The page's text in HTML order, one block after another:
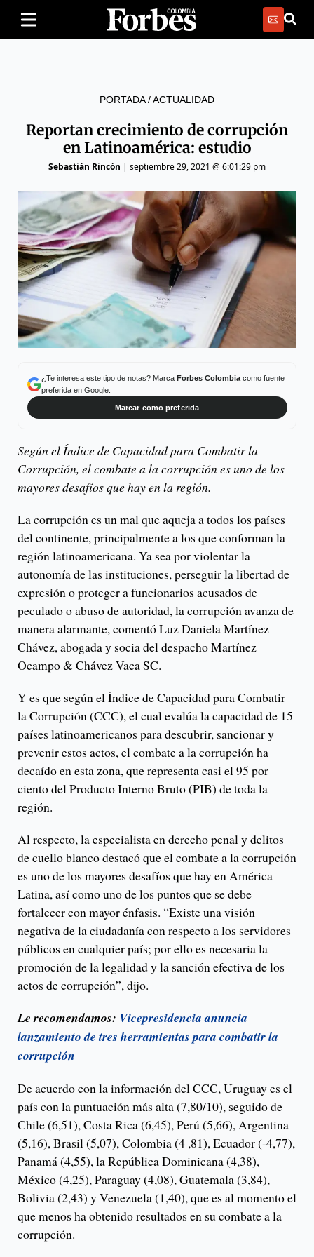
PORTADA/ACTUALIDAD
Reportan crecimiento de corrupción
en Latinoamérica: estudio
Sebastián Rincón | septiembre 29, 2021 @ 6:01:29 pm
¿Te interesa este tipo de notas? Marca Forbes Colombiacomo fuente
preferida en Google.
Marcar como preferida
Según el Índice de Capacidad para Combatir la
Corrupción, el combate a la corrupción es uno de los
mayores desafíos que hay en la región.
La corrupción es un mal que aqueja a todos los países
del continente, principalmente a los que conforman la
región latinoamericana. Ya sea por violentar la
autonomía de las instituciones, perseguir la libertad de
expresión o proteger a funcionarios acusados de
peculado o abuso de autoridad, la corrupción avanza de
manera alarmante, comentó Luz Daniela Martínez
Chávez, abogada y socia del despacho Martínez
Ocampo & Chávez Vaca SC.
Y es que según el Índice de Capacidad para Combatir
la Corrupción (CCC), el cual evalúa la capacidad de 15
países latinoamericanos para descubrir, sancionar y
prevenir estos actos, el combate a la corrupción ha
decaído en esta zona, que representa casi el 95 por
ciento del Producto Interno Bruto (PIB) de toda la
región.
Al respecto, la especialista en derecho penal y delitos
de cuello blanco destacó que el combate a la corrupción
es uno de los mayores desafíos que hay en América
Latina, así como uno de los puntos que se debe
fortalecer con mayor énfasis. “Existe una visión
negativa de la ciudadanía con respecto a los servidores
públicos en cualquier país; por ello es necesaria la
promoción de la legalidad y la sanción efectiva de los
actos de corrupción”, dijo.
Le recomendamos: Vicepresidencia anuncia
lanzamiento de tres herramientas para combatir la
corrupción
De acuerdo con la información del CCC, Uruguay es el
país con la puntuación más alta (7,80/10), seguido de
Chile (6,51), Costa Rica (6,45), Perú (5,66), Argentina
(5,16), Brasil (5,07), Colombia (4 ,81), Ecuador (-4,77),
Panamá (4,55), la República Dominicana (4,38),
México (4,25), Paraguay (4,08), Guatemala (3,84),
Bolivia (2,43) y Venezuela (1,40), que es al momento el
que menos ha obtenido resultados en su combate a la
corrupción.